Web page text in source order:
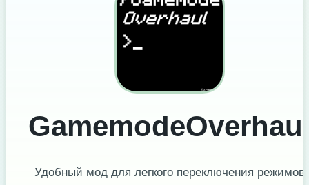
Удобный мод для легкого переключения режимов